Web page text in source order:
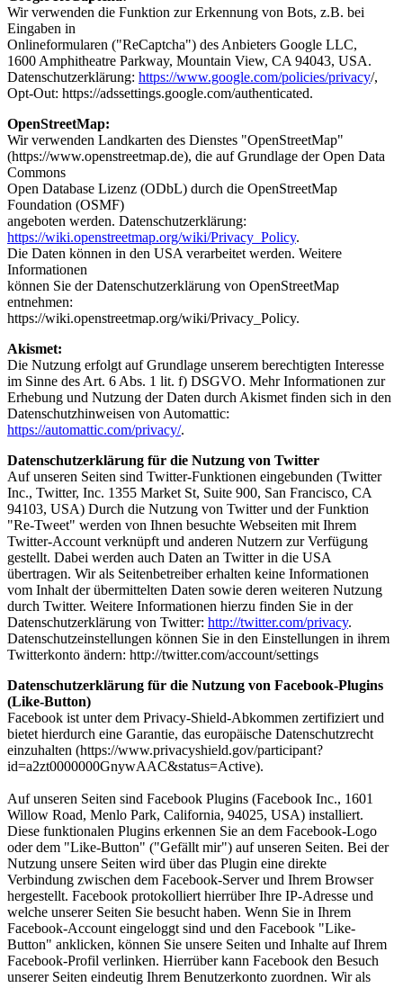
Wir verwenden die Funktion zur Erkennung von Bots, z.B. bei
Eingaben in
Onlineformularen ("ReCaptcha") des Anbieters Google LLC,
1600 Amphitheatre Parkway, Mountain View, CA 94043, USA.
Datenschutzerklärung: https://www.google.com/policies/privacy/,
Opt-Out: https://adssettings.google.com/authenticated.
OpenStreetMap:
Wir verwenden Landkarten des Dienstes "OpenStreetMap"
(https://www.openstreetmap.de), die auf Grundlage der Open Data
Commons
Open Database Lizenz (ODbL) durch die OpenStreetMap
Foundation (OSMF)
angeboten werden. Datenschutzerklärung:
https://wiki.openstreetmap.org/wiki/Privacy_Policy.
Die Daten können in den USA verarbeitet werden. Weitere
Informationen
können Sie der Datenschutzerklärung von OpenStreetMap
entnehmen:
https://wiki.openstreetmap.org/wiki/Privacy_Policy.
Akismet:
Die Nutzung erfolgt auf Grundlage unserem berechtigten Interesse
im Sinne des Art. 6 Abs. 1 lit. f) DSGVO. Mehr Informationen zur
Erhebung und Nutzung der Daten durch Akismet finden sich in den
Datenschutzhinweisen von Automattic:
https://automattic.com/privacy/.
Datenschutzerklärung für die Nutzung von Twitter
Auf unseren Seiten sind Twitter-Funktionen eingebunden (Twitter
Inc., Twitter, Inc. 1355 Market St, Suite 900, San Francisco, CA
94103, USA) Durch die Nutzung von Twitter und der Funktion
"Re-Tweet" werden von Ihnen besuchte Webseiten mit Ihrem
Twitter-Account verknüpft und anderen Nutzern zur Verfügung
gestellt. Dabei werden auch Daten an Twitter in die USA
übertragen. Wir als Seitenbetreiber erhalten keine Informationen
vom Inhalt der übermittelten Daten sowie deren weiteren Nutzung
durch Twitter. Weitere Informationen hierzu finden Sie in der
Datenschutzerklärung von Twitter: http://twitter.com/privacy.
Datenschutzeinstellungen können Sie in den Einstellungen in ihrem
Twitterkonto ändern: http://twitter.com/account/settings
Datenschutzerklärung für die Nutzung von Facebook-Plugins
(Like-Button)
Facebook ist unter dem Privacy-Shield-Abkommen zertifiziert und
bietet hierdurch eine Garantie, das europäische Datenschutzrecht
einzuhalten (https://www.privacyshield.gov/participant?
id=a2zt0000000GnywAAC&status=Active).
Auf unseren Seiten sind Facebook Plugins (Facebook Inc., 1601
Willow Road, Menlo Park, California, 94025, USA) installiert.
Diese funktionalen Plugins erkennen Sie an dem Facebook-Logo
oder dem "Like-Button" ("Gefällt mir") auf unseren Seiten. Bei der
Nutzung unsere Seiten wird über das Plugin eine direkte
Verbindung zwischen dem Facebook-Server und Ihrem Browser
hergestellt. Facebook protokolliert hierrüber Ihre IP-Adresse und
welche unserer Seiten Sie besucht haben. Wenn Sie in Ihrem
Facebook-Account eingeloggt sind und den Facebook "Like-
Button" anklicken, können Sie unsere Seiten und Inhalte auf Ihrem
Facebook-Profil verlinken. Hierrüber kann Facebook den Besuch
unserer Seiten eindeutig Ihrem Benutzerkonto zuordnen. Wir als